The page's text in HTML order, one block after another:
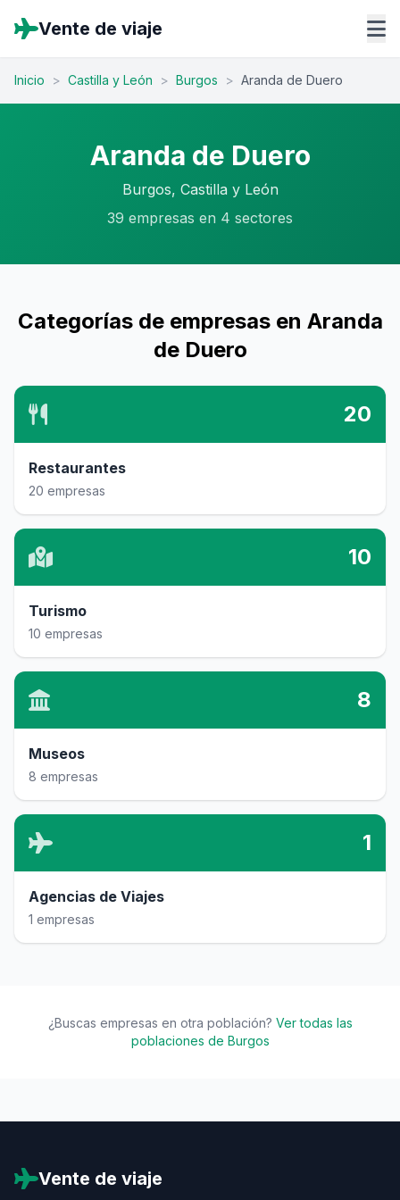
Vente de viaje
Inicio > Castilla y León > Burgos > Aranda de Duero
Aranda de Duero
Burgos, Castilla y León
39 empresas en 4 sectores
Categorías de empresas en Aranda
de Duero
20
Restaurantes
20 empresas
10
Turismo
10 empresas
8
Museos
8 empresas
1
Agencias de Viajes
1 empresas
¿Buscas empresas en otra población? Ver todas las
poblaciones de Burgos
Vente de viaje